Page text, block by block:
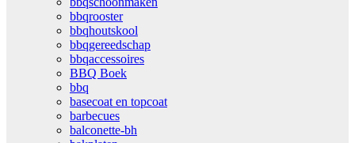
bbqrooster
bbqhoutskool
bbqgereedschap
bbqaccessoires
BBQ Boek
bbq
basecoat en topcoat
barbecues
balconette-bh